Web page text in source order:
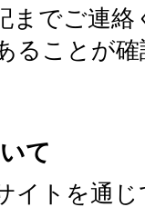
までご連
ることが
て
イトを通